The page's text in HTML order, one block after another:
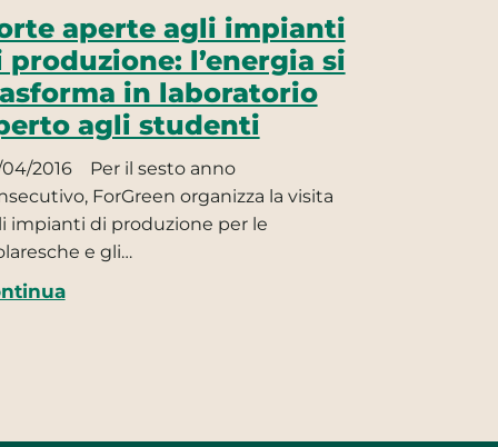
aperte agli impianti
produzione: l’energia si
in laboratorio
agli studenti
2016
Per il sesto anno
ForGreen organizza la visita
impianti di produzione per le
e gli…